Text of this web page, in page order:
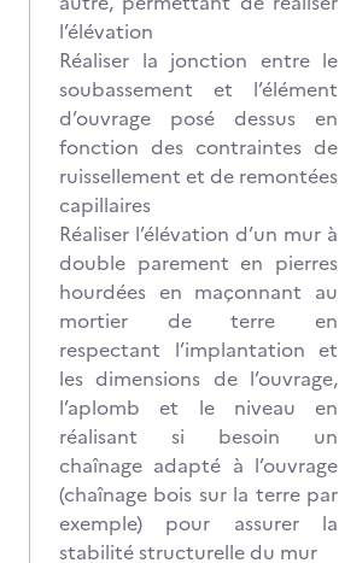
l’élévation
Réaliser la jonction entre le
soubassement et l’élément
d’ouvrage posé dessus en
fonction des contraintes de
ruissellement et de remontées
capillaires
Réaliser l’élévation d’un mur à
double parement en pierres
hourdées en maçonnant au
mortier de terre en
respectant l’implantation et
les dimensions de l’ouvrage,
l’aplomb et le niveau en
réalisant si besoin un
chaînage adapté à l’ouvrage
(chaînage bois sur la terre par
exemple) pour assurer la
stabilité structurelle du mur